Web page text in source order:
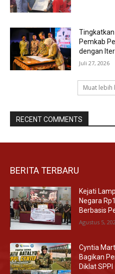
Tingkatkan
Pemkab
dengan
Juli 27, 2026
Muat lebih
RECENT COMMENTS
BERITA TERBARU
Kejati
Negara
Berbasis
Agustus 5,
Cyntia
Bagikan
Diklat SPPI